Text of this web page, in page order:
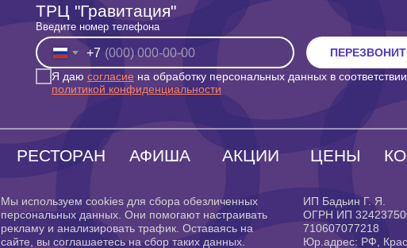
Введите номер телефона
+7
Я даю согласие на обработку персональных данных в
политикой конфиденциальности
ТРЦ "Гравитация"
ИП Бадьин Г. Я.
ОГРН ИП
710607077218
Юр.адрес: РФ,
Мы используем cookies для сбора обезличенных
персональных данных. Они помогают настраивать
рекламу и анализировать трафик. Оставаясь на
сайте, вы соглашаетесь на сбор таких данных.
РЕСТОРАН ЦЕНЫ
АФИША АКЦИИ